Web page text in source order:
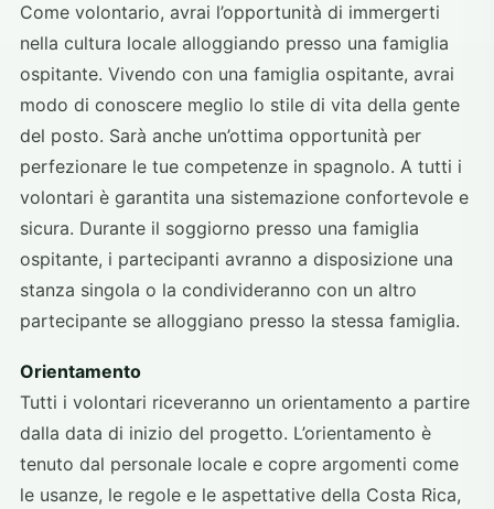
Come volontario, avrai l’opportunità di immergerti
nella cultura locale alloggiando presso una famiglia
ospitante. Vivendo con una famiglia ospitante, avrai
modo di conoscere meglio lo stile di vita della gente
del posto. Sarà anche un’ottima opportunità per
perfezionare le tue competenze in spagnolo. A tutti i
volontari è garantita una sistemazione confortevole e
sicura. Durante il soggiorno presso una famiglia
ospitante, i partecipanti avranno a disposizione una
stanza singola o la condivideranno con un altro
partecipante se alloggiano presso la stessa famiglia.
Orientamento
Tutti i volontari riceveranno un orientamento a partire
dalla data di inizio del progetto. L’orientamento è
tenuto dal personale locale e copre argomenti come
le usanze, le regole e le aspettative della Costa Rica,